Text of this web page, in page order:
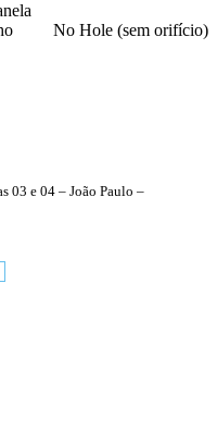
No Hole (sem orifício)
03 e 04 – João Paulo –